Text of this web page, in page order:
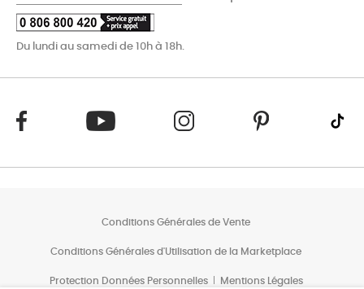
Du lundi au samedi de 10h à 18h.
Conditions Générales de Vente
Conditions Générales d'Utilisation de la Marketplace
Protection Données Personnelles Mentions Légales